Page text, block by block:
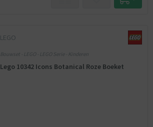
LEGO
Bouwset - LEGO - LEGO Serie - Kinderen
Lego 10342 Icons Botanical Roze Boeket